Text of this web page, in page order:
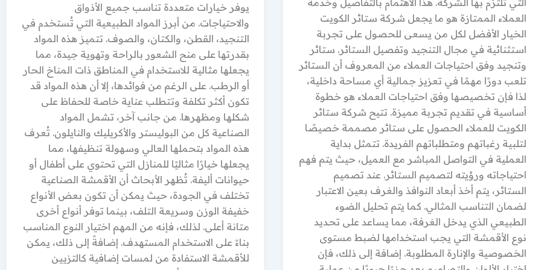
التي تلتزم بها الشركة. هذا الاهتمام بالتفاصيل وخدمة
العملاء الممتازة هو ما يجعل شركة ستائر الكويت
الخيار الأفضل لكل من يسعى للحصول على تجربة
استثنائية في مجال التنجيد وتفصيل الستائر. ستائر
وتنجيد وفق احتياجات العملاء من المعروف أن الستائر
تلعب دورًا مهمًا في تعزيز جمالية أي مساحة داخلية،
لذا فإن تخصيصها وفق احتياجات العملاء هو خطوة
أساسية في تقديم تجربة مميزة. تتيح شركة ستائر
الكويت للعملاء الحصول على ستائر مصممة خصيصًا
لتلبية رغباتهم ومتطلباتهم الفريدة. تتمثل بداية
العملية في التواصل المباشر مع العميل، حيث يتم فهم
احتياجاته ورؤيته لتصميم الستائر. عند تصميم
الستائر، يتم أخذ أبعاد النوافذ والغرف بعين الاعتبار
لضمان التناسب المثالي. كما يتم تحليل الضوء
الطبيعي الذي يدخل الغرفة، مما يساعد على تحديد
نوع الأقمشة التي يجب استخدامها لضبط مستوى
الخصوصية والإنارة المطلوبة. إضافة إلى ذلك، فإن
يوفر خيارات متعددة تناسب جميع الأذواق
والاحتياجات. من أبرز المواد الطبيعية التي تُستخدم في
التنجيد، القطن، والكتان، والصوف. تتميز هذه المواد
بقدرتها على منح الشعور بالراحة وتهوية جيدة، مما
يجعلها مثالية للاستخدام في المناطق ذات المناخ الحار
أو الرطب. على الرغم من فوائدها، إلا أن هذه المواد قد
تكون أكثر تكلفة وتتطلب عناية خاصة للحفاظ على
شكلها ومظهرها. من جانب آخر، تشمل المواد
الصناعية كل من البوليستر والأكريليك والنايلون. تُعرف
هذه المواد بتحملها العالي وسهولة تنظيفها، مما
يجعلها خيارًا مثاليًا للمنازل التي تحتوي على أطفال أو
حيوانات أليفة. تُظهر الأبحاث أن الأقمشة الصناعية
تختلف في الجودة، حيث يمكن أن تكون بعض الأنواع
خفيفة الوزن وسريعة التلف، بينما توفر أنواع أخرى
متانة أعلى. لذلك، فإنه من المهم اختيار النوع المناسب
بناءً على الاستخدام المستهدف. إضافةً إلى ذلك، يمكن
للأقمشة الاستفادة من لمسات إضافية كالتزيين